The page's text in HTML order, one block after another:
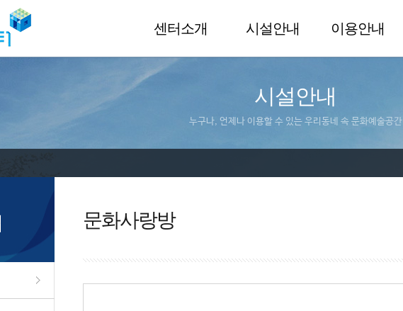
센터소개 시설안내 이용안내
시설안내
누구나, 언제나 이용할 수 있는 우리동네 속 문화예술공간
문화사랑방